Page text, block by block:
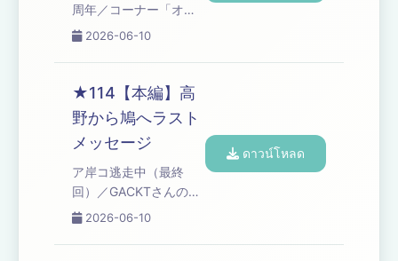
イム Learn more about
your ad choices. Visit
周年／コーナー「オズ
ワルド伊藤の言い訳」
ad choices. Visit
podcastchoices.com/adchoices
2026-06-10
★114【本編】高
野から鳩へラスト
メッセージ
ア岸コ逃走中（最終
回）／GACKTさんの大
喜利／バナナムーン出
から鳩へメッセージ／
2026-06-10
ดาวน์โหลด